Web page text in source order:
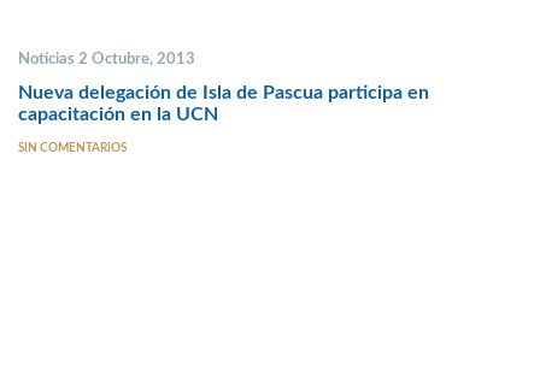
Noticias 2 Octubre, 2013
Nueva delegación de Isla de Pascua participa en
capacitación en la UCN
SIN COMENTARIOS